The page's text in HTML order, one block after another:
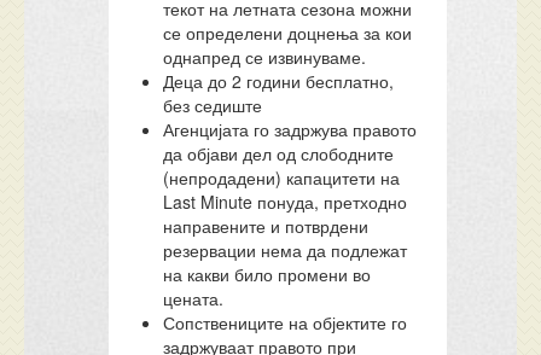
текот на летната сезона можни
се определени доцнења за кои
однапред се извинуваме.
Деца до 2 години бесплатно,
без седиште
Агенцијата го задржува правото
да објави дел од слободните
(непродадени) капацитети на
Last Minute понуда, претходно
направените и потврдени
резервации нема да подлежат
на какви било промени во
цената.
Сопствениците на објектите го
задржуваат правото при